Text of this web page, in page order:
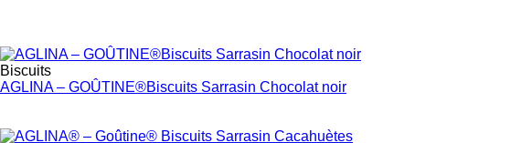
Biscuits
AGLINA – GOÛTINE®Biscuits Sarrasin Chocolat noir